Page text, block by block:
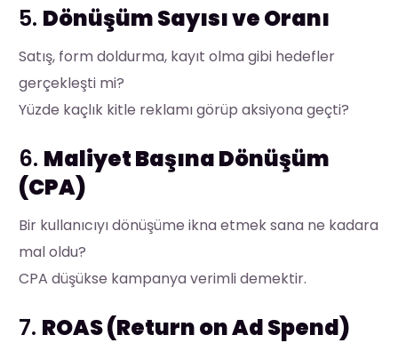
5. Dönüşüm Sayısı ve Oranı
Satış, form doldurma, kayıt olma gibi hedefler
gerçekleşti mi?
Yüzde kaçlık kitle reklamı görüp aksiyona geçti?
6. Maliyet Başına Dönüşüm
(CPA)
Bir kullanıcıyı dönüşüme ikna etmek sana ne kadara
mal oldu?
CPA düşükse kampanya verimli demektir.
7. ROAS (Return on Ad Spend)